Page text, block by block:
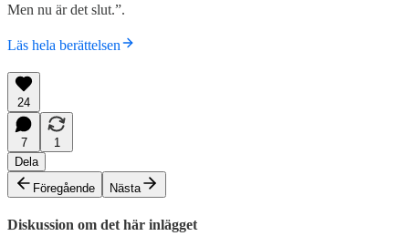
Men nu är det slut.”.
Läs hela berättelsen
24
7
1
Dela
Föregående
Nästa
Diskussion om det här inlägget